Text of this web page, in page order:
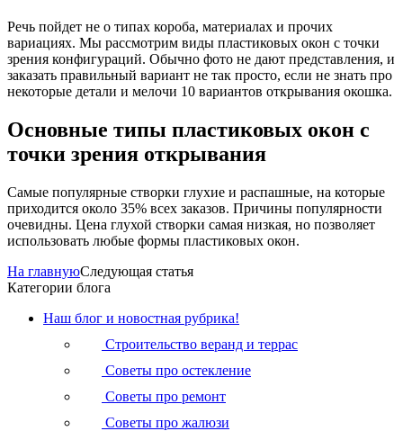
Речь пойдет не о типах короба, материалах и прочих
вариациях. Мы рассмотрим виды пластиковых окон с точки
зрения конфигураций. Обычно фото не дают представления, и
заказать правильный вариант не так просто, если не знать про
некоторые детали и мелочи 10 вариантов открывания окошка.
Основные типы пластиковых окон с
точки зрения открывания
Самые популярные створки глухие и распашные, на которые
приходится около 35% всех заказов. Причины популярности
очевидны. Цена глухой створки самая низкая, но позволяет
использовать любые формы пластиковых окон.
На главнуюСледующая статья
Категории блога
Наш блог и новостная рубрика!
Строительство веранд и террас
Советы про остекление
Советы про ремонт
Советы про жалюзи